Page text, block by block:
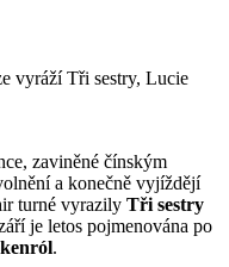
zaviněné čínským
a konečně vyjíždějí
turné vyrazily Tři sestry
je letos pojmenována po
.